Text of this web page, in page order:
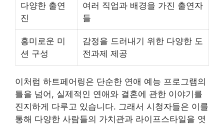
다양한 출연
진
여러 직업과 배경을 가진 출연자
들
흥미로운 미
션 구성
감정을 드러내기 위한 다양한 도
전과제 제공
이처럼 하트페어링은 단순한 연애 예능 프로그램의
틀을 넘어, 실제적인 연애와 결혼에 관한 이야기를
진지하게 다루고 있습니다. 그래서 시청자들은 이를
통해 다양한 사람들의 가치관과 라이프스타일을 엿